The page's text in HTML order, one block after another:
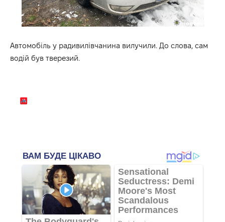
Автомобіль у радивилівчанина вилучили. До слова, сам
водій був тверезий.